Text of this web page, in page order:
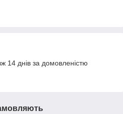
14 днів за домовленістю